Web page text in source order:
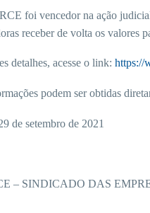
foi vencedor na ação
receber de volta os valores
detalhes, acesse o link: https://
podem ser obtidas
de setembro de 2021
– SINDICADO DAS